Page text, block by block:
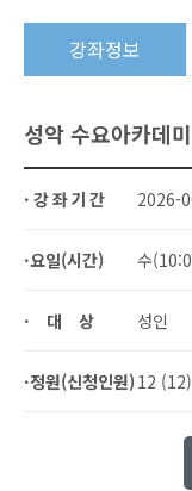
강좌정보
성악 수요아카데
·강좌기간 2026-
·요일(시간) 수
·대상 성인
·정원(신청인원) 12 (12)